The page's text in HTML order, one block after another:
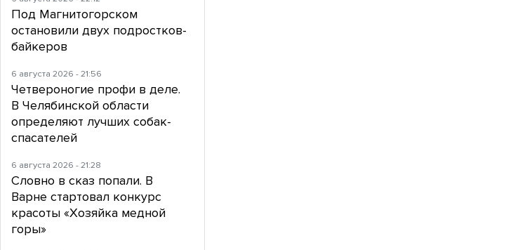
Под Магнитогорском
остановили двух подростков-
байкеров
6 августа 2026 - 21:56
Четвероногие профи в деле.
В Челябинской области
определяют лучших собак-
спасателей
6 августа 2026 - 21:28
Словно в сказ попали. В
Варне стартовал конкурс
красоты «Хозяйка медной
горы»